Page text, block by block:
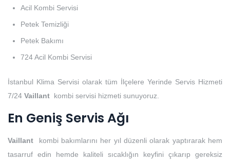
Acil Kombi Servisi
Petek Temizliği
Petek Bakımı
724 Acil Kombi Servisi
İstanbul Klima Servisi olarak tüm İlçelere Yerinde Servis Hizmeti
7/24 Vaillant kombi servisi hizmeti sunuyoruz.
En Geniş Servis Ağı
Vaillant kombi bakımlarını her yıl düzenli olarak yaptırarak hem
tasarruf edin hemde kaliteli sıcaklığın keyfini çıkarıp gereksiz